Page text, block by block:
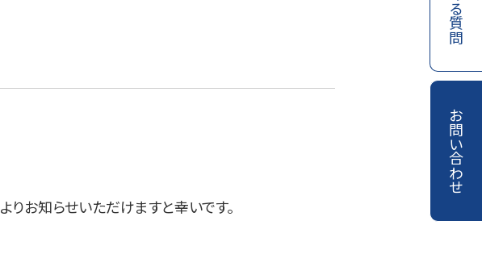
よりお知らせいただけますと幸いです。
お問い合わせ